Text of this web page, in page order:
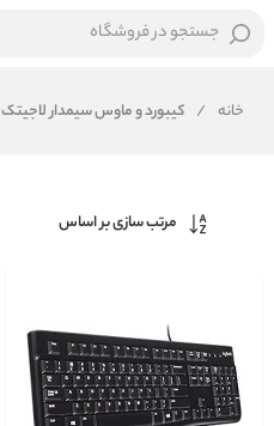
جستجو در فروشگاه
خانه / کیبورد و ماوس سیمدار لاجیتک
مرتب سازی بر اساس